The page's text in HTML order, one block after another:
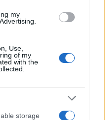
my
Use,
of my
with the
storage
bella anche dal
come fa
polemiche il centro